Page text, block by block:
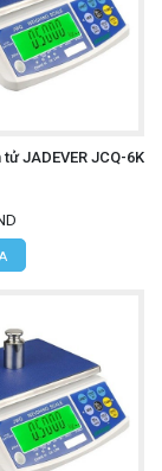
JADEVER JCQ-6K